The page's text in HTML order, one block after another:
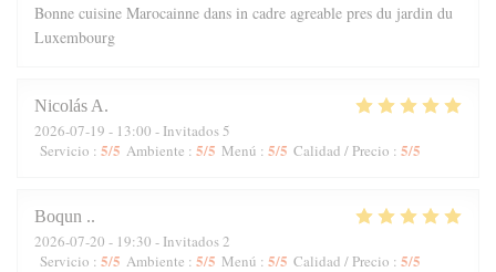
Bonne cuisine Marocainne dans in cadre agreable pres du jardin du
Luxembourg
Nicolás A
2026-07-19 - 13:00 - Invitados 5
Servicio : 5/5 Ambiente : 5/5 Menú : 5/5 Calidad / Precio : 5/5
Boqun .
2026-07-20 - 19:30 - Invitados 2
Servicio : 5/5 Ambiente : 5/5 Menú : 5/5 Calidad / Precio : 5/5